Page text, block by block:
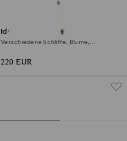
Idyllia Y-Anhänger
Verschiedene Schliffe, Blume,
220 EUR